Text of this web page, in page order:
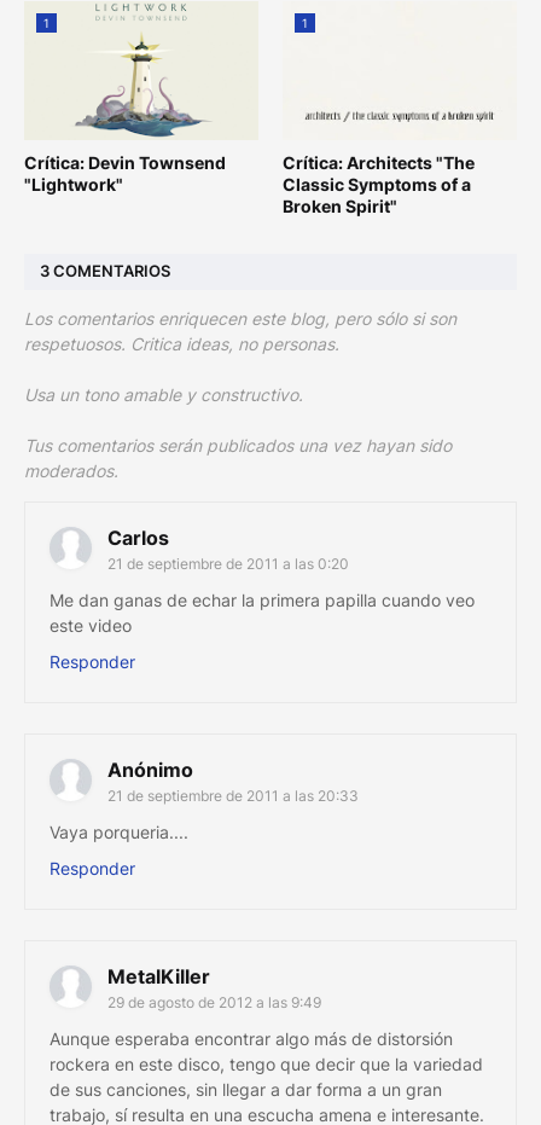
1
Crítica: Devin Townsend
"Lightwork"
1
Crítica: Architects "The
Classic Symptoms of a
Broken Spirit"
3 COMENTARIOS
Los comentarios enriquecen este blog, pero sólo si son
respetuosos. Critica ideas, no personas.
Usa un tono amable y constructivo.
Tus comentarios serán publicados una vez hayan sido
moderados.
Carlos
21 de septiembre de 2011 a las 0:20
Me dan ganas de echar la primera papilla cuando veo
este video
Responder
Anónimo
21 de septiembre de 2011 a las 20:33
Vaya porqueria....
Responder
MetalKiller
29 de agosto de 2012 a las 9:49
Aunque esperaba encontrar algo más de distorsión
rockera en este disco, tengo que decir que la variedad
de sus canciones, sin llegar a dar forma a un gran
trabajo, sí resulta en una escucha amena e interesante.